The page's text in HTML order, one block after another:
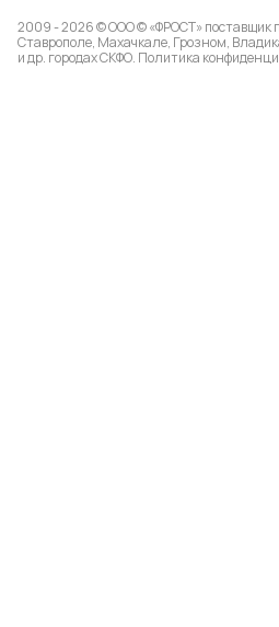
2009 - 2026 © ООО © «ФРОСТ» поставщик
Ставрополе, Махачкале, Грозном,
и др. городах СКФО. Политика